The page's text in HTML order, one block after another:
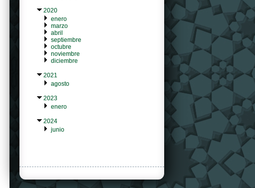
2020
enero
marzo
abril
septiembre
octubre
noviembre
diciembre
2021
agosto
2023
enero
2024
junio